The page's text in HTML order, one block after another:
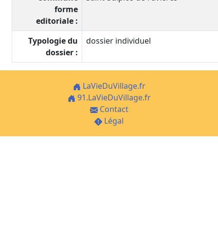
forme
editoriale :
Typologie du
dossier :
dossier individuel
LaVieDuVillage.fr
91.LaVieDuVillage.fr
Contact
Légal